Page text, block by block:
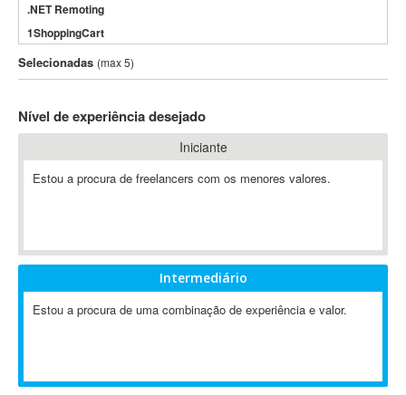
.NET Remoting
1ShoppingCart
3DS Max
3GSM
802.11
A-GPS
ABAP
Abaqus
ABBYY FineReader
Ableton
Selecionadas (max 5)
Nível de experiência desejado
Iniciante
Estou a procura de freelancers com os menores valores.
Intermediário
Estou a procura de uma combinação de experiência e valor.